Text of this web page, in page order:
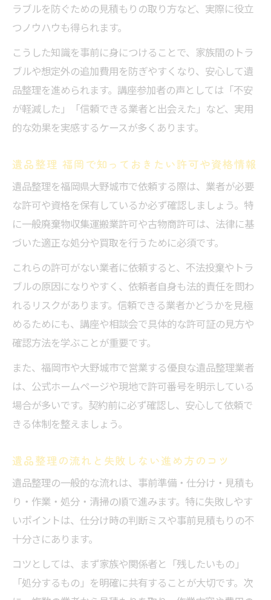
ト
遺品整理 福岡で役立つノウハウと注意点
遺品整理の手続きや書類準備のポイント
納得と安心につながる遺品整理の選び方
遺品整理で安心できる業者選びの重要ポイ
ント
遺品整理口コミや評判の正しい見極め方
遺品整理 福岡で信頼される理由とは
遺品整理士資格や許可の有無を確認する方
法
遺品整理サービス利用時のチェックリスト
ラブルを防ぐための見積もりの取り方など、実際に役立
つノウハウも得られます。
こうした知識を事前に身につけることで、家族間のトラ
ブルや想定外の追加費用を防ぎやすくなり、安心して遺
品整理を進められます。講座参加者の声としては「不安
が軽減した」「信頼できる業者と出会えた」など、実用
的な効果を実感するケースが多くあります。
遺品整理 福岡で知っておきたい許可や資格情報
遺品整理を福岡県大野城市で依頼する際は、業者が必要
な許可や資格を保有しているか必ず確認しましょう。特
に一般廃棄物収集運搬業許可や古物商許可は、法律に基
づいた適正な処分や買取を行うために必須です。
これらの許可がない業者に依頼すると、不法投棄やトラ
ブルの原因になりやすく、依頼者自身も法的責任を問わ
れるリスクがあります。信頼できる業者かどうかを見極
めるためにも、講座や相談会で具体的な許可証の見方や
確認方法を学ぶことが重要です。
また、福岡市や大野城市で営業する優良な遺品整理業者
は、公式ホームページや現地で許可番号を明示している
場合が多いです。契約前に必ず確認し、安心して依頼で
きる体制を整えましょう。
遺品整理の流れと失敗しない進め方のコツ
遺品整理の一般的な流れは、事前準備・仕分け・見積も
り・作業・処分・清掃の順で進みます。特に失敗しやす
いポイントは、仕分け時の判断ミスや事前見積もりの不
十分さにあります。
コツとしては、まず家族や関係者と「残したいもの」
「処分するもの」を明確に共有することが大切です。次